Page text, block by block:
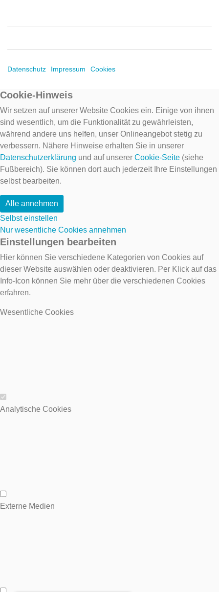
Datenschutz Impressum Cookies
Cookie-Hinweis
Wir setzen auf unserer Website Cookies ein. Einige von ihnen
sind wesentlich, um die Funktionalität zu gewährleisten,
während andere uns helfen, unser Onlineangebot stetig zu
verbessern. Nähere Hinweise erhalten Sie in unserer
Datenschutzerklärung und auf unserer Cookie-Seite (siehe
Fußbereich). Sie können dort auch jederzeit Ihre Einstellungen
selbst bearbeiten.
Alle annehmen
Selbst einstellen
Nur wesentliche Cookies annehmen
Einstellungen bearbeiten
Hier können Sie verschiedene Kategorien von Cookies auf
dieser Website auswählen oder deaktivieren. Per Klick auf das
Info-Icon können Sie mehr über die verschiedenen Cookies
erfahren.
Wesentliche Cookies
Wesentliche Cookies
Analytische Cookies
Analytische Cookies
Externe Medien